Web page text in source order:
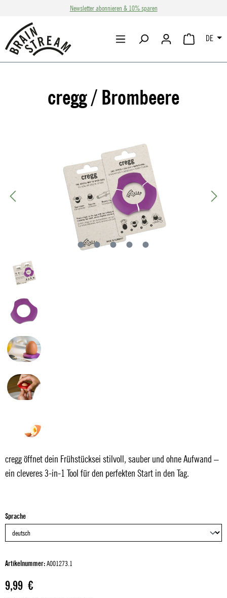
Zum Hauptinhalt springenNewsletter abonnieren & 10% sparen
DE
cregg / Brombeere
cregg öffnet dein Frühstücksei stilvoll, sauber und ohne Aufwand –
ein cleveres 3-in-1 Tool für den perfekten Start in den Tag.
Spracheauswählen
Artikelnummer:A001273.1
Regulärer Preis:
9,99 €